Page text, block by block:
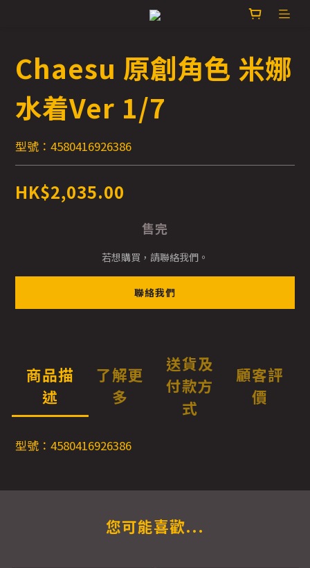
Chaesu 原創角色 米娜
水着Ver 1/7
型號：4580416926386
HK$2,035.00
售完
若想購買，請聯絡我們。
聯絡我們
商品描
述
了解更
多
送貨及
付款方
式
顧客評
價
型號：4580416926386
您可能喜歡...